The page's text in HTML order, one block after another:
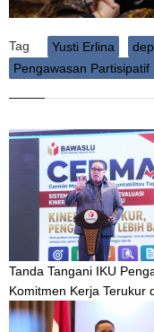
Tag Yusti Erlina
Pengawasan
Tanda Tangani IKU
Komitmen Kerja Terukur